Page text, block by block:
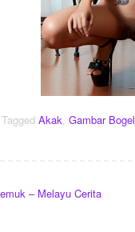
Tagged Akak, Gambar Bogel
– Melayu Cerita